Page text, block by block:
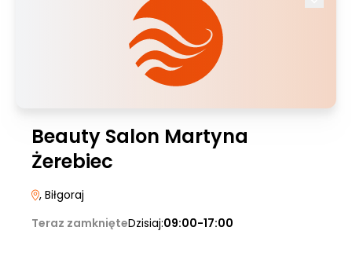
Beauty Salon Martyna
Żerebiec
, Biłgoraj
Teraz zamknięteDzisiaj:09:00-17:00